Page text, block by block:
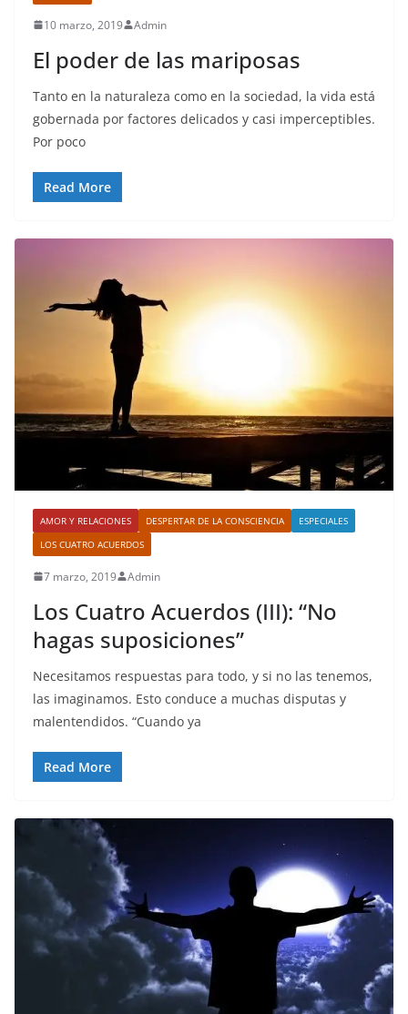
10 marzo, 2019 Admin
El poder de las mariposas
Tanto en la naturaleza como en la sociedad, la vida está
gobernada por factores delicados y casi imperceptibles.
Por poco
Read More
AMOR Y RELACIONES DESPERTAR DE LA CONSCIENCIA
ESPECIALES
LOS CUATRO ACUERDOS
7 marzo, 2019 Admin
Los Cuatro Acuerdos (III): “No
hagas suposiciones”
Necesitamos respuestas para todo, y si no las tenemos,
las imaginamos. Esto conduce a muchas disputas y
malentendidos. “Cuando ya
Read More